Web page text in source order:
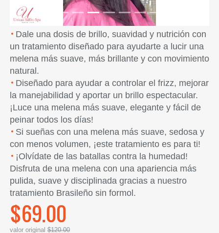
Dale una dosis de brillo, suavidad y nutrición con
un tratamiento diseñado para ayudarte a lucir una
melena más suave, más brillante y con movimiento
natural.
Diseñado para ayudar a controlar el frizz, mejorar
la manejabilidad y aportar un brillo espectacular.
¡Luce una melena más suave, elegante y fácil de
peinar todos los días!
Si sueñas con una melena más suave, sedosa y
con menos volumen, ¡este tratamiento es para ti!
¡Olvídate de las batallas contra la humedad!
Disfruta de una melena con una apariencia más
pulida, suave y disciplinada gracias a nuestro
tratamiento Brasileño sin formol.
$69.00
valor original $120.00